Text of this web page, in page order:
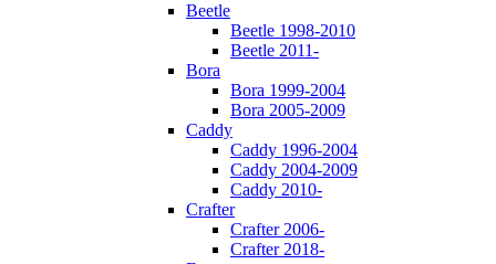
Beetle
Beetle 1998-2010
Beetle 2011-
Bora
Bora 1999-2004
Bora 2005-2009
Caddy
Caddy 1996-2004
Caddy 2004-2009
Caddy 2010-
Crafter
Crafter 2006-
Crafter 2018-